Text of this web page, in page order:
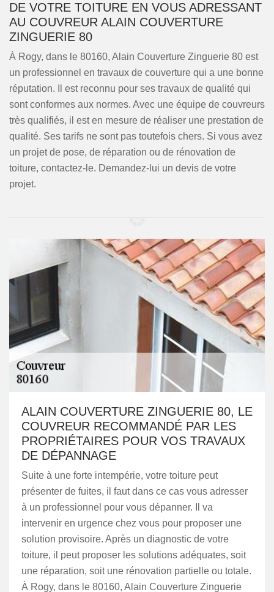
DE VOTRE TOITURE EN VOUS ADRESSANT
AU COUVREUR ALAIN COUVERTURE
ZINGUERIE 80
À Rogy, dans le 80160, Alain Couverture Zinguerie 80 est
un professionnel en travaux de couverture qui a une bonne
réputation. Il est reconnu pour ses travaux de qualité qui
sont conformes aux normes. Avec une équipe de couvreurs
très qualifiés, il est en mesure de réaliser une prestation de
qualité. Ses tarifs ne sont pas toutefois chers. Si vous avez
un projet de pose, de réparation ou de rénovation de
toiture, contactez-le. Demandez-lui un devis de votre
projet.
ALAIN COUVERTURE ZINGUERIE 80, LE
COUVREUR RECOMMANDÉ PAR LES
PROPRIÉTAIRES POUR VOS TRAVAUX
DE DÉPANNAGE
Suite à une forte intempérie, votre toiture peut
présenter de fuites, il faut dans ce cas vous adresser
à un professionnel pour vous dépanner. Il va
intervenir en urgence chez vous pour proposer une
solution provisoire. Après un diagnostic de votre
toiture, il peut proposer les solutions adéquates, soit
une réparation, soit une rénovation partielle ou totale.
À Rogy, dans le 80160, Alain Couverture Zinguerie